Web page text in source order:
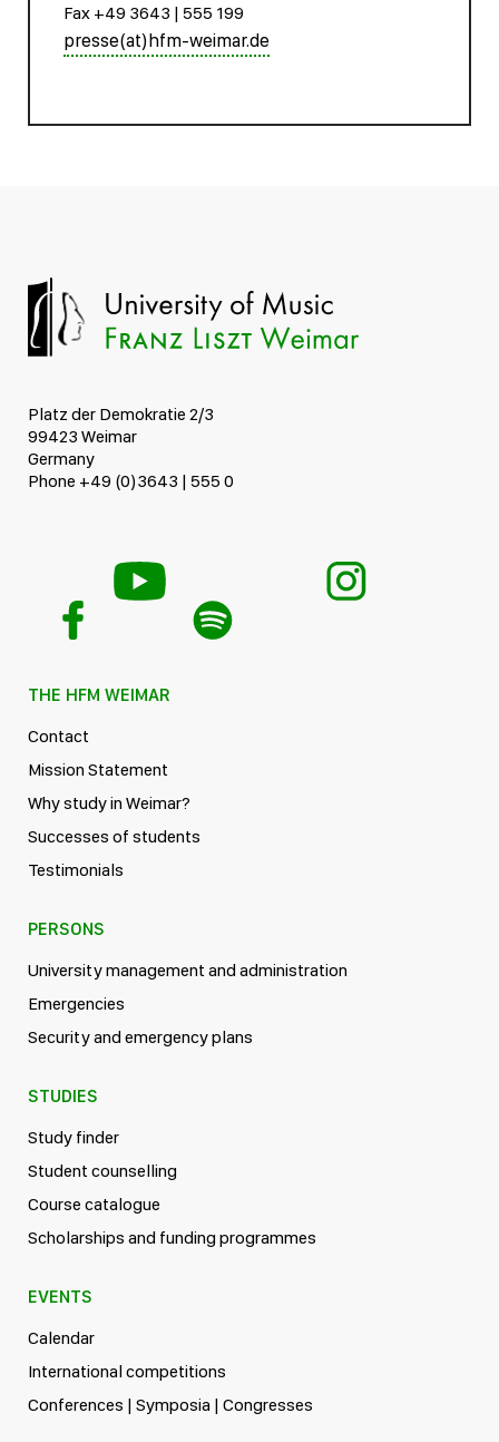
Fax +49 3643 | 555 199
presse(at)hfm-weimar.de
Platz der Demokratie 2/3
99423 Weimar
Germany
Phone +49 (0)3643 | 555 0
THE HFM WEIMAR
Contact
Mission Statement
Why study in Weimar?
Successes of students
Testimonials
PERSONS
University management and administration
Emergencies
Security and emergency plans
STUDIES
Study finder
Student counselling
Course catalogue
Scholarships and funding programmes
EVENTS
Calendar
International competitions
Conferences | Symposia | Congresses